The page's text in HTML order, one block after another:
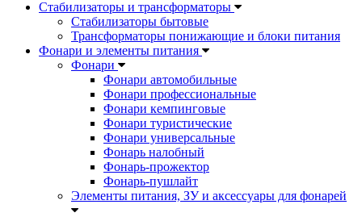
Стабилизаторы и трансформаторы
Стабилизаторы бытовые
Трансформаторы понижающие и блоки питания
Фонари и элементы питания
Фонари
Фонари автомобильные
Фонари профессиональные
Фонари кемпинговые
Фонари туристические
Фонари универсальные
Фонарь налобный
Фонарь-прожектор
Фонарь-пушлайт
Элементы питания, ЗУ и аксессуары для фонарей